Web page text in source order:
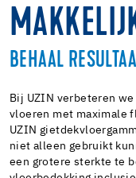
BEHAAL
Bij UZIN verbeteren
vloeren met maximale
UZIN
niet alleen gebruikt
een grotere sterkte te